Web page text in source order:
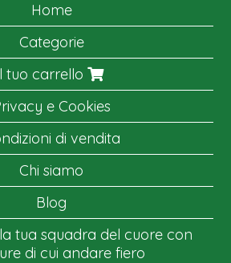
Home
Categorie
tuo carrello
e Cookies
di vendita
Chi siamo
Blog
tua squadra del cuore con
di cui andare fiero